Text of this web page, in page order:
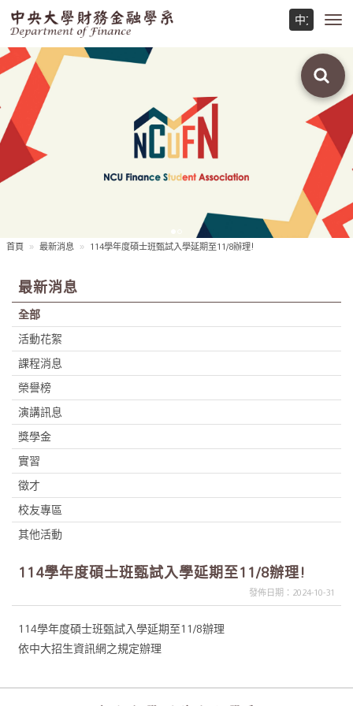
首頁 最新消息 114學年度碩士班甄試入學延期至11/8辦理!
最新消息
全部
活動花絮
課程消息
榮譽榜
演講訊息
獎學金
實習
徵才
校友專區
其他活動
114學年度碩士班甄試入學延期至11/8辦理!
發佈日期：2024-10-31
114學年度碩士班甄試入學延期至11/8辦理
依中大招生資訊網之規定辦理